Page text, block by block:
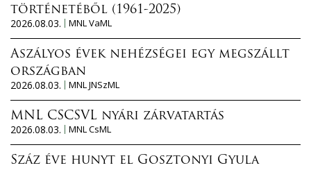
történetéből (1961-2025)
2026.08.03.
MNL VaML
Aszályos évek nehézségei egy megszállt
országban
2026.08.03.
MNL JNSzML
MNL CSCSVL nyári zárvatartás
2026.08.03.
MNL CsML
Száz éve hunyt el Gosztonyi Gyula